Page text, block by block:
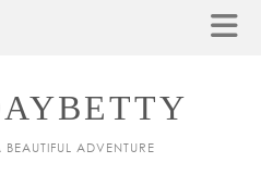
ADVENTURE